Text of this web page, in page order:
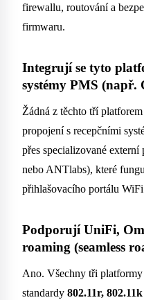
firewallu, routování a
firmwaru.
Integrují se tyto
systémy PMS (např.
Žádná z těchto tří
propojení s recepčními
přes specializované
nebo ANTlabs), které
přihlašovacího portálu
Podporují UniFi,
roaming (seamless
Ano. Všechny tři
standardy 802.11r,